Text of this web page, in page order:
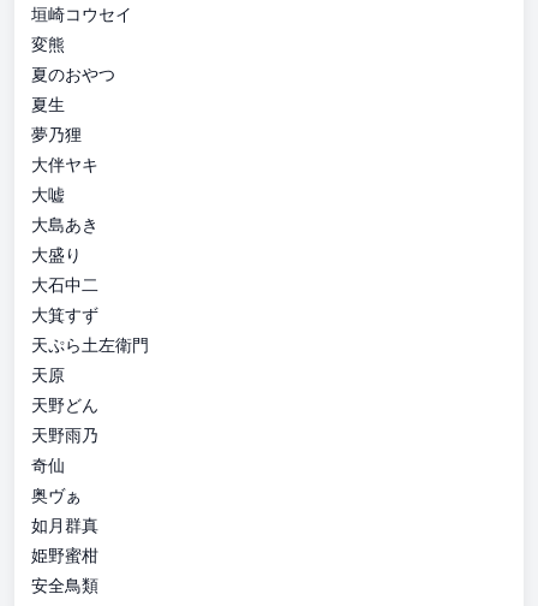
垣崎コウセイ
変熊
夏のおやつ
夏生
夢乃狸
大伴ヤキ
大嘘
大島あき
大盛り
大石中二
大箕すず
天ぷら土左衛門
天原
天野どん
天野雨乃
奇仙
奥ヴぁ
如月群真
姫野蜜柑
安全鳥類